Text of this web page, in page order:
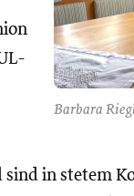
Barbara
sind in stetem